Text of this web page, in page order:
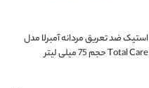
استیک ضد تعریق مردانه آمبرلا مدل
Total Care حجم 75 میلی لیتر